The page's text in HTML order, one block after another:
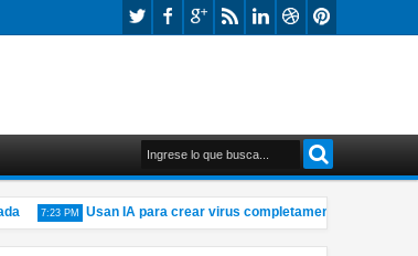
7:23 PM Usan IA para crear virus completamente nuevos,